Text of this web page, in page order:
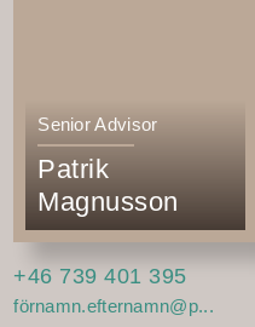
Senior Advisor
Patrik
Magnusson
+46 739 401 395
förnamn.efternamn@p...